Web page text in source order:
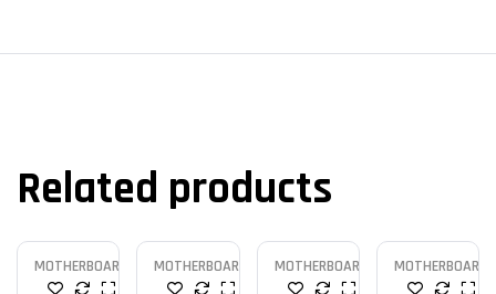
Related products
MOTHERBOARD MOTHERBOARD MOTHERBOARD MOTHERBOARD